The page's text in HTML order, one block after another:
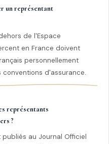
un représentant
de l'Espace
en France doivent
personnellement
d'assurance.
représentants
?
au Journal Officiel